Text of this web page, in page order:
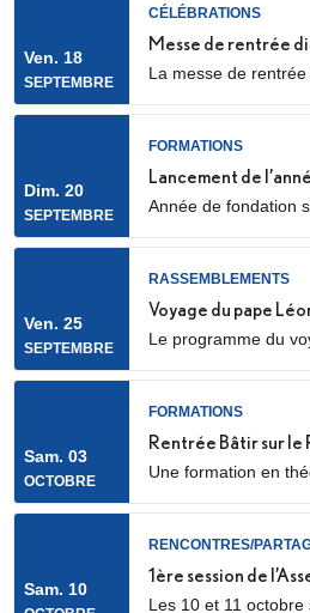
Ven. 18
SEPTEMBRE
CÉLÉBRATIONS
Messe de rentrée
mission des LME
La messe de
(28 Rue de l’Église,
marquée par l’envoi
en mission
Dim. 20
SEPTEMBRE
FORMATIONS
Lancement de
Année de fondation
biblique,
auprès des plus
vie fraternelle.
Ven. 25
SEPTEMBRE
RASSEMBLEMENTS
Voyage du pape
Le programme du
aujourd’hui,
des temps forts qui
Sam. 03
OCTOBRE
FORMATIONS
Rentrée Bâtir sur
Une formation en
Bernardins.
Sam. 10
RENCONTRES/
1ère session de
Les 10 et 11